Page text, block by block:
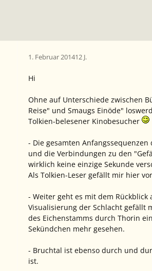
1. Februar 201412 J.
Hi
Ohne auf Unterschiede zwischen
Reise" und Smaugs Einöde"
Tolkien-belesener Kinobesucher
- Die gesamten
und die Verbindungen zu den
wirklich keine einzige Sekunde
Als Tolkien-Leser gefällt mir hier
- Weiter geht es mit dem
Visualisierung der Schlacht gefällt
des Eichenstamms durch Thorin
Sekündchen mehr gesehen.
- Bruchtal ist ebenso durch und
ist.